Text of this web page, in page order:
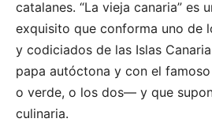
catalanes. “La vieja canaria” es
exquisito que conforma uno de
y codiciados de las Islas
papa autóctona y con el
o verde, o los dos— y que
culinaria.